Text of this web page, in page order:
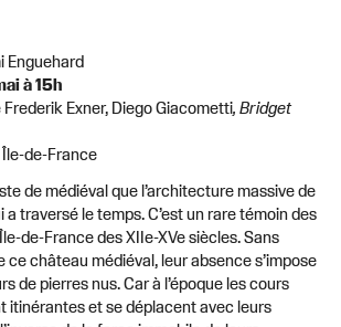
Enguehard
à 15h
Exner, Diego Giacometti, Bridget
de-France
de médiéval que l’architecture massive de
traversé le temps. C’est un rare témoin des
de-France des XIIe-XVe siècles. Sans
ce château médiéval, leur absence s’impose
de pierres nus. Car à l’époque les cours
itinérantes et se déplacent avec leurs